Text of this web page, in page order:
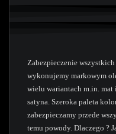
Zabezpieczenie
wykonujemy markowym
wielu wariantach m.in. mat
satyna. Szeroka paleta
zabezpieczamy przede
temu powody. Dlaczego ?